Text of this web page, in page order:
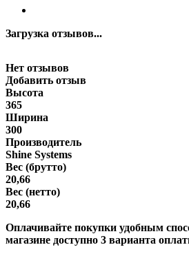
Загрузка отзывов...
Нет отзывов
Добавить отзыв
Высота
365
Ширина
300
Производитель
Shine Systems
Вес (брутто)
20,66
Вес (нетто)
20,66
Оплачивайте покупки удобным
магазине доступно 3 варианта